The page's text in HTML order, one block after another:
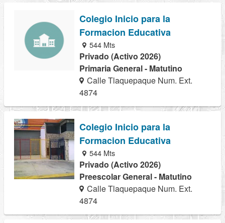
Colegio Inicio para la
Formacion Educativa
544 Mts
Privado (Activo 2026)
Primaria General - Matutino
Calle Tlaquepaque Num. Ext.
4874
Colegio Inicio para la
Formacion Educativa
544 Mts
Privado (Activo 2026)
Preescolar General - Matutino
Calle Tlaquepaque Num. Ext.
4874